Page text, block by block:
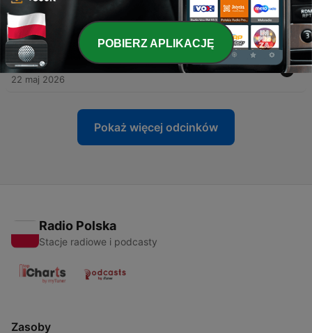
#83 Sample i covery w bajkach i kreskówkach
(część 1)
29 maj 2026
117 - #82 Mac Miller cz. 2
22 maj 2026
Pokaż więcej odcinków
Radio Polska
Stacje radiowe i podcasty
Zasoby
POBIERZ APLIKACJĘ